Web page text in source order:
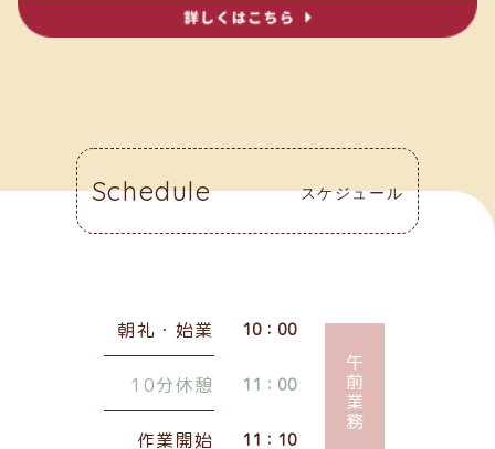
Schedule スケジュール
朝礼・始業 10：00
10分休憩 11：00
作業開始 11：10
午前業務